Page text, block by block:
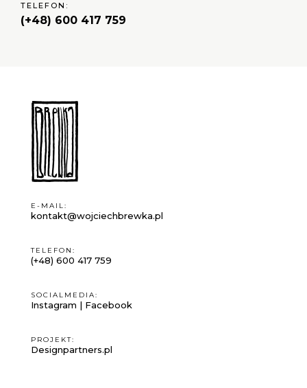
TELEFON:
(+48) 600 417 759
E-MAIL:
kontakt@wojciechbrewka.pl
TELEFON:
(+48) 600 417 759
SOCIALMEDIA:
Instagram | Facebook
PROJEKT:
Designpartners.pl